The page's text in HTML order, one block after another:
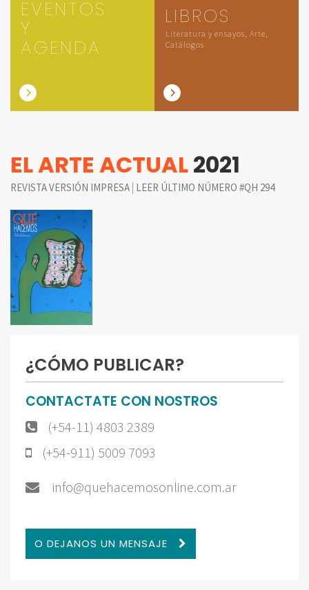
EVENTOS
Y
AGENDA
LIBROS
Literatura y ensayos, Arte,
Catálogos
EL ARTE ACTUAL2021
REVISTA VERSIÓN IMPRESA | LEER ÚLTIMO NÚMERO #QH 294
¿CÓMO PUBLICAR?
CONTACTATE CON NOSTROS
(+54-11) 4803 2389
(+54-911) 5009 7093
info@quehacemosonline.com.ar
O DEJANOS UN MENSAJE